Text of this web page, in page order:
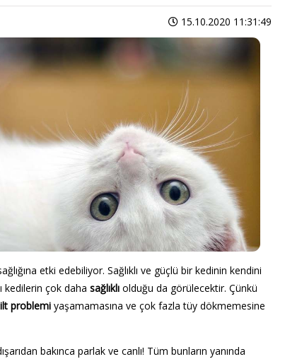
15.10.2020 11:31:49
etki edebiliyor. Sağlıklı ve güçlü bir kedinin kendini
kedilerin çok daha sağlıklı olduğu da görülecektir. Çünkü
problemi yaşamamasına ve çok fazla tüy dökmemesine
bakınca parlak ve canlı! Tüm bunların yanında